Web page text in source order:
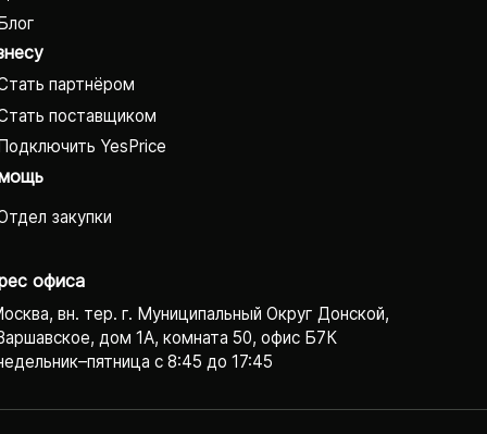
партнёром
поставщиком
YesPrice
закупки
офиса
вн. тер. г. Муниципальный Округ Донской,
дом 1А, комната 50, офис Б7К
с 8:45 до 17:45